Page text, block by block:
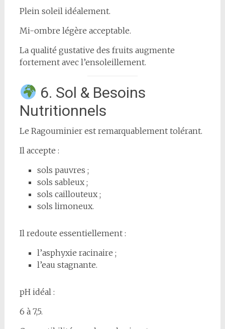
Plein soleil idéalement.
Mi-ombre légère acceptable.
La qualité gustative des fruits augmente
fortement avec l’ensoleillement.
6. Sol & Besoins
Nutritionnels
Le Ragouminier est remarquablement tolérant.
Il accepte :
sols pauvres ;
sols sableux ;
sols caillouteux ;
sols limoneux.
Il redoute essentiellement :
l’asphyxie racinaire ;
l’eau stagnante.
pH idéal :
6 à 7,5.